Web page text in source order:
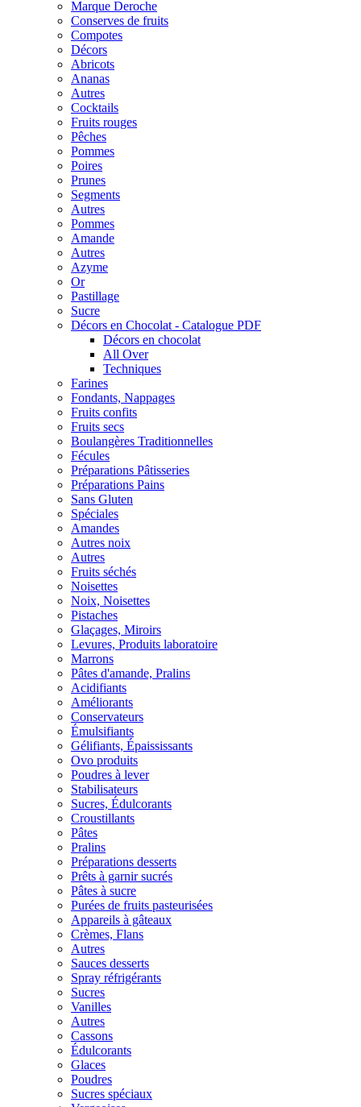
Marque Deroche
Conserves de fruits
Compotes
Décors
Abricots
Ananas
Autres
Cocktails
Fruits rouges
Pêches
Pommes
Poires
Prunes
Segments
Autres
Pommes
Amande
Autres
Azyme
Or
Pastillage
Sucre
Décors en Chocolat - Catalogue PDF
Décors en chocolat
All Over
Techniques
Farines
Fondants, Nappages
Fruits confits
Fruits secs
Boulangères Traditionnelles
Fécules
Préparations Pâtisseries
Préparations Pains
Sans Gluten
Spéciales
Amandes
Autres noix
Autres
Fruits séchés
Noisettes
Noix, Noisettes
Pistaches
Glaçages, Miroirs
Levures, Produits laboratoire
Marrons
Pâtes d'amande, Pralins
Acidifiants
Améliorants
Conservateurs
Émulsifiants
Gélifiants, Épaississants
Ovo produits
Poudres à lever
Stabilisateurs
Sucres, Édulcorants
Croustillants
Pâtes
Pralins
Préparations desserts
Prêts à garnir sucrés
Pâtes à sucre
Purées de fruits pasteurisées
Appareils à gâteaux
Crèmes, Flans
Autres
Sauces desserts
Spray réfrigérants
Sucres
Vanilles
Autres
Cassons
Édulcorants
Glaces
Poudres
Sucres spéciaux